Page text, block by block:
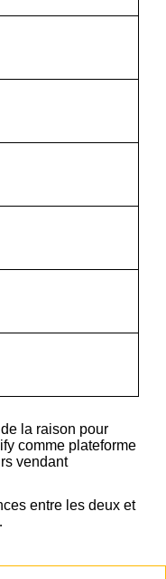
la raison pour
comme plateforme
vendant
entre les deux et